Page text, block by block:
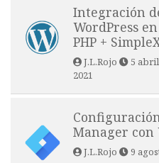
Integración
WordPress
PHP +
J.L.Rojo 5
2021
Manager con
J.L.Rojo 9